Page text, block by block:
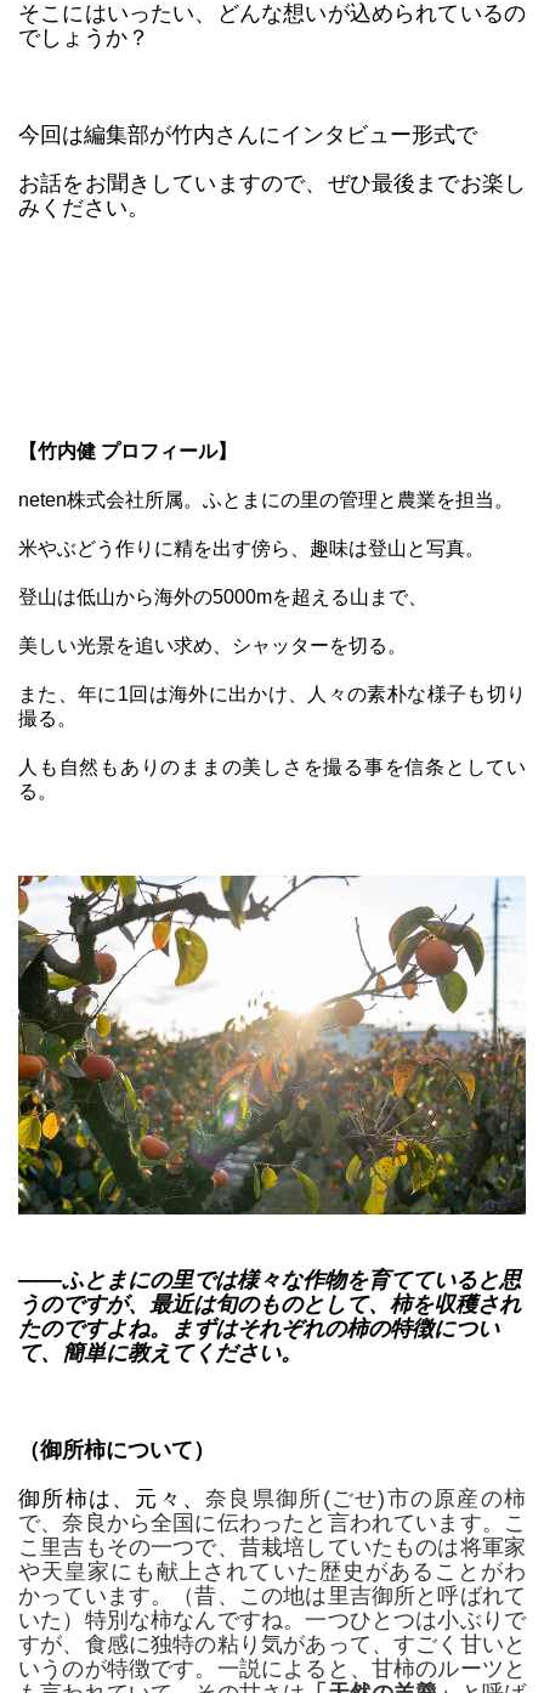
そこにはいったい、どんな想いが込められているの
でしょうか？
今回は編集部が竹内さんにインタビュー形式で
お話をお聞きしていますので、ぜひ最後までお楽し
みください。
【竹内健 プロフィール】
neten株式会社所属。ふとまにの里の管理と農業を担当。
米やぶどう作りに精を出す傍ら、趣味は登山と写真。
登山は低山から海外の5000mを超える山まで、
美しい光景を追い求め、シャッターを切る。
また、年に1回は海外に出かけ、人々の素朴な様子も切り
撮る。
人も自然もありのままの美しさを撮る事を信条としてい
る。
――ふとまにの里では様々な作物を育てていると思
うのですが、最近は旬のものとして、柿を収穫され
たのですよね。まずはそれぞれの柿の特徴につい
て、簡単に教えてください。
（御所柿について）
御所柿は、元々、奈良県御所(ごせ)市の原産の柿
で、奈良から全国に伝わったと言われています。こ
こ里吉もその一つで、昔栽培していたものは将軍家
や天皇家にも献上されていた歴史があることがわ
かっています。（昔、この地は里吉御所と呼ばれて
いた）特別な柿なんですね。一つひとつは小ぶりで
すが、食感に独特の粘り気があって、すごく甘いと
いうのが特徴です。一説によると、甘柿のルーツと